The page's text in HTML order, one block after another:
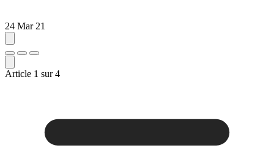
24 Mar 21
Article 1 sur4